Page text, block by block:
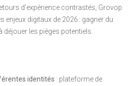
d’expérience contrastés, Grovop
enjeux digitaux de 2026 : gagner du
les pièges potentiels.
identités : plateforme de